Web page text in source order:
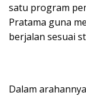
satu program
Pratama guna
berjalan sesuai
Dalam